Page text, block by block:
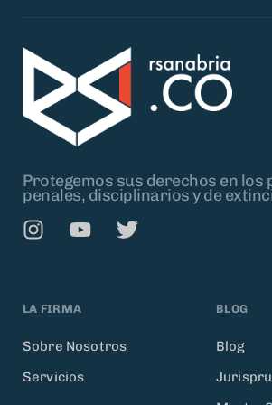
Protegemos sus derechos en los
penales, disciplinarios y de
LA FIRMA
Sobre Nosotros
Servicios
BLOG
Blog